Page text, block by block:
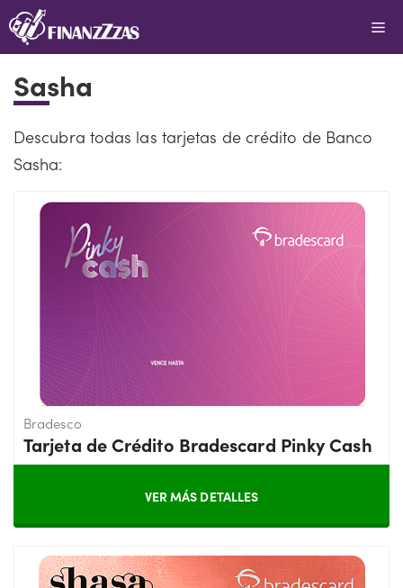
Saltar
al
Sasha
Descubra todas las tarjetas de crédito de Banco
Sasha:
Bradesco
Tarjeta de Crédito Bradescard Pinky Cash
VER MÁS DETALLES